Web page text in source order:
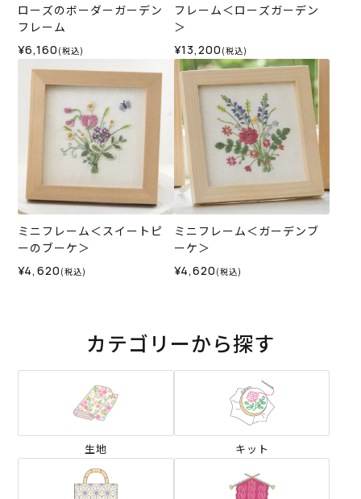
ローズのボーダーガーデン
フレーム
¥6,160 (税込)
フレーム＜ローズガーデン
＞
¥13,200 (税込)
ミニフレーム＜スイートピ
ーのブーケ＞
¥4,620 (税込)
ミニフレーム＜ガーデンブ
ーケ＞
¥4,620 (税込)
カテゴリーから探す
生地 キット